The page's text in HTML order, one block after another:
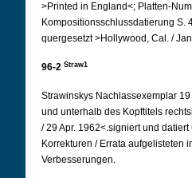
>Printed in England<; Platten-
Kompositionsschlussdatierung S.
quergesetzt >Hollywood, Cal. /
96-2 Straw1
Strawinskys Nachlassexemplar
und unterhalb des Kopftitels
/ 29 Apr. 1962<.signiert und
Korrekturen / Errata aufgelisteten
Verbesserungen.